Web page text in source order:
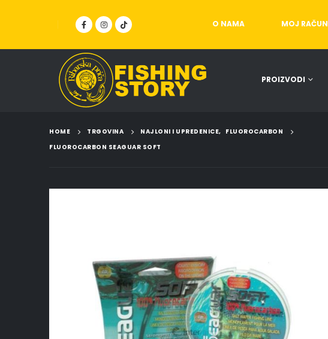
O NAMA MOJ RAČUN
PROIZVODI
HOME TRGOVINA NAJLONI I UPREDENICE, FLUOROCARBON
FLUOROCARBON SEAGUAR SOFT